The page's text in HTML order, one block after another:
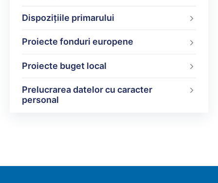
Dispoziţiile primarului
Proiecte fonduri europene
Proiecte buget local
Prelucrarea datelor cu caracter
personal